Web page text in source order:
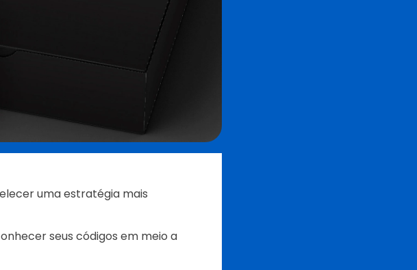
uma estratégia mais
seus códigos em meio a